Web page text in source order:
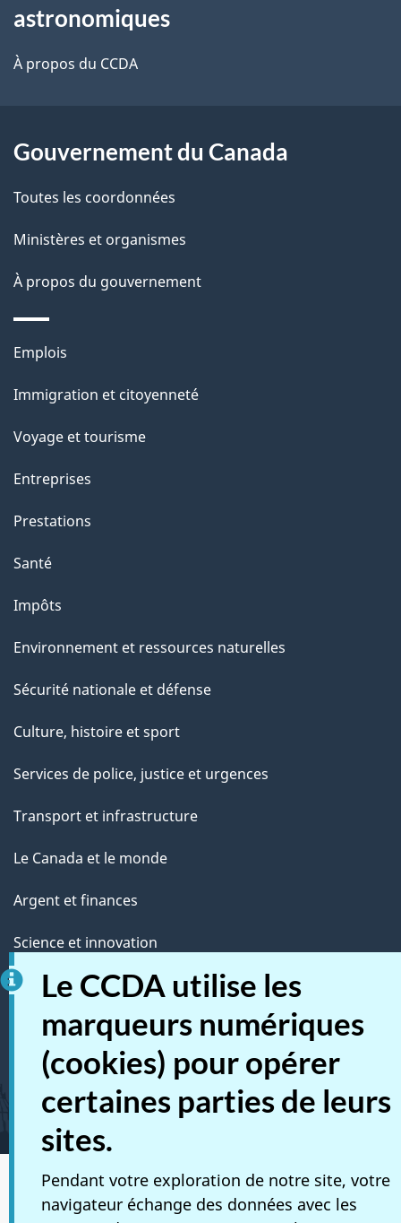
Le CCDA utilise les
marqueurs numériques
(cookies) pour opérer
certaines parties de leurs
sites.
Pendant votre exploration de notre site, votre
navigateur échange des données avec les
ce
astronomiques
À propos du CCDA
Gouvernement du Canada
Toutes les coordonnées
Ministères et organismes
À propos du gouvernement
Emplois
Immigration et citoyenneté
Voyage et tourisme
Entreprises
Prestations
Santé
Impôts
Environnement et ressources naturelles
Sécurité nationale et défense
Culture, histoire et sport
Services de police, justice et urgences
Transport et infrastructure
Le Canada et le monde
Argent et finances
Science et innovation
Autochtones
Vétérans et militaires
Jeunesse
Gérer les événements de la vie
Médias sociaux